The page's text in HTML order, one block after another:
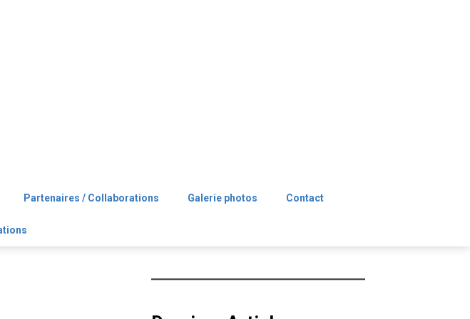
Partenaires / Collaborations Galerie photos Contact